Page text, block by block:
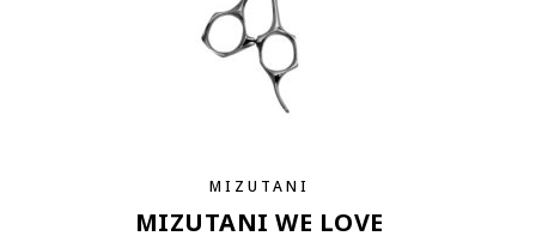
MIZUTANI
MIZUTANI WE LOVE